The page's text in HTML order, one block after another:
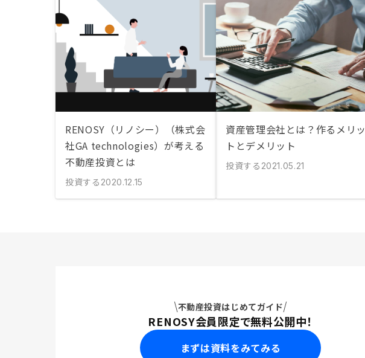
RENOSY（リノシー）（株式会
社GA technologies）が考える
不動産投資とは
投資する 2020.12.15
資産管理会社とは？作るメリッ
トとデメリット
投資する 2021.05.21
不動産投資はじめてガイド
RENOSY会員限定で無料公開中！
まずは資料をみてみる